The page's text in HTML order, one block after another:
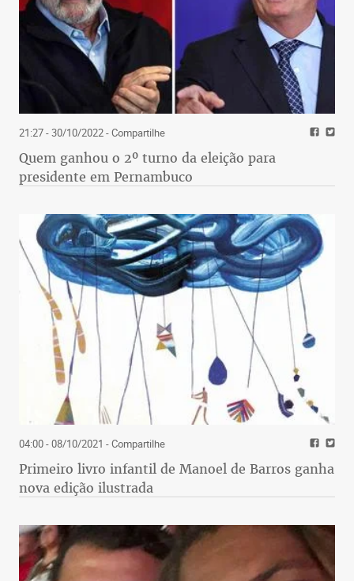
21:27 - 30/10/2022- Compartilhe
Quem ganhou o 2º turno da eleição para
presidente em Pernambuco
04:00 - 08/10/2021 - Compartilhe
Primeiro livro infantil de Manoel de Barros ganha
nova edição ilustrada